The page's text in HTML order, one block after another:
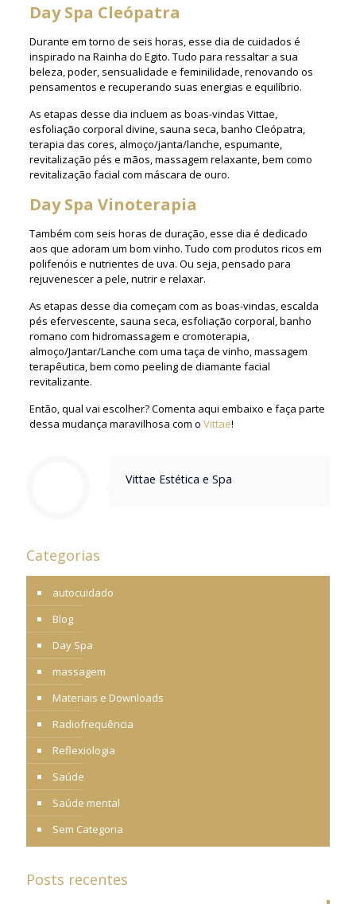
Day Spa Cleópatra
Durante em torno de seis horas, esse dia de cuidados é
inspirado na Rainha do Egito. Tudo para ressaltar a sua
beleza, poder, sensualidade e feminilidade, renovando os
pensamentos e recuperando suas energias e equilíbrio.
As etapas desse dia incluem as boas-vindas Vittae,
esfoliação corporal divine, sauna seca, banho Cleópatra,
terapia das cores, almoço/janta/lanche, espumante,
revitalização pés e mãos, massagem relaxante, bem como
revitalização facial com máscara de ouro.
Day Spa Vinoterapia
Também com seis horas de duração, esse dia é dedicado
aos que adoram um bom vinho. Tudo com produtos ricos em
polifenóis e nutrientes de uva. Ou seja, pensado para
rejuvenescer a pele, nutrir e relaxar.
As etapas desse dia começam com as boas-vindas, escalda
pés efervescente, sauna seca, esfoliação corporal, banho
romano com hidromassagem e cromoterapia,
almoço/Jantar/Lanche com uma taça de vinho, massagem
terapêutica, bem como peeling de diamante facial
revitalizante.
Então, qual vai escolher? Comenta aqui embaixo e faça parte
dessa mudança maravilhosa com o Vittae!
Vittae Estética e Spa
Categorias
autocuidado
Blog
Day Spa
massagem
Materiais e Downloads
Radiofrequência
Reflexiologia
Saúde
Saúde mental
Sem Categoria
Posts recentes